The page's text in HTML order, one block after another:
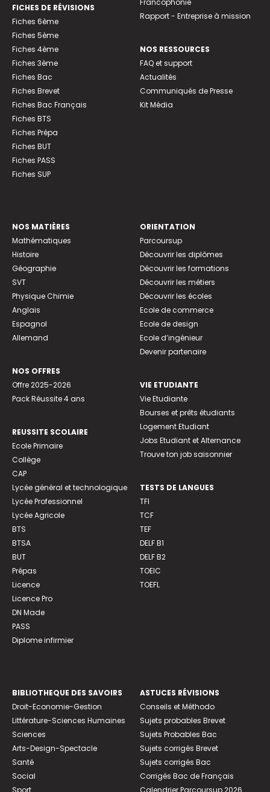
FICHES DE RÉVISIONS
Fiches 6ème
Fiches 5ème
Fiches 4ème
Fiches 3ème
Fiches Bac
Fiches Brevet
Fiches Bac Français
Fiches BTS
Fiches Prépa
Fiches BUT
Fiches PASS
Fiches SUP
Francophonie
Rapport - Entreprise à mission
NOS RESSOURCES
FAQ et support
Actualités
Communiqués de Presse
Kit Média
NOS MATIÈRES
Mathématiques
Histoire
Géographie
SVT
Physique Chimie
Anglais
Espagnol
Allemand
NOS OFFRES
Offre 2025-2026
Pack Réussite 4 ans
REUSSITE SCOLAIRE
Ecole Primaire
Collège
CAP
Lycée général et technologique
Lycée Professionnel
Lycée Agricole
BTS
BTSA
BUT
Prépas
Licence
Licence Pro
DN Made
PASS
Diplome infirmier
ORIENTATION
Parcoursup
Découvrir les diplômes
Découvrir les formations
Découvrir les métiers
Découvrir les écoles
Ecole de commerce
Ecole de design
Ecole d’ingénieur
Devenir partenaire
VIE ETUDIANTE
Vie Etudiante
Bourses et prêts étudiants
Logement Etudiant
Jobs Etudiant et Alternance
Trouve ton job saisonnier
TESTS DE LANGUES
TFI
TCF
TEF
DELF B1
DELF B2
TOEIC
TOEFL
BIBLIOTHEQUE DES SAVOIRS
Droit-Economie-Gestion
Littérature-Sciences Humaines
Sciences
Arts-Design-Spectacle
Santé
Social
ASTUCES RÉVISIONS
Conseils et Méthodo
Sujets probables Brevet
Sujets Probables Bac
Sujets corrigés Brevet
Sujets corrigés Bac
Corrigés Bac de Français